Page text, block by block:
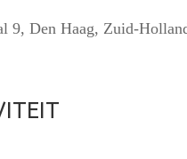
9, Den Haag, Zuid-